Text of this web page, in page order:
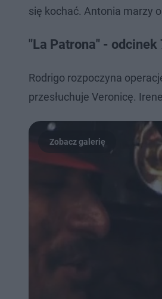
się kochać. Antonia marzy
"La Patrona" -
Rodrigo rozpoczyna
przesłuchuje Veronicę.